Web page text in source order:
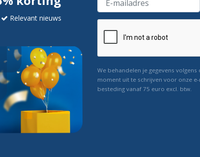
Relevant nieuws
We behandelen je gegevens
moment uit te schrijven voor onze
besteding vanaf 75 euro excl. btw.